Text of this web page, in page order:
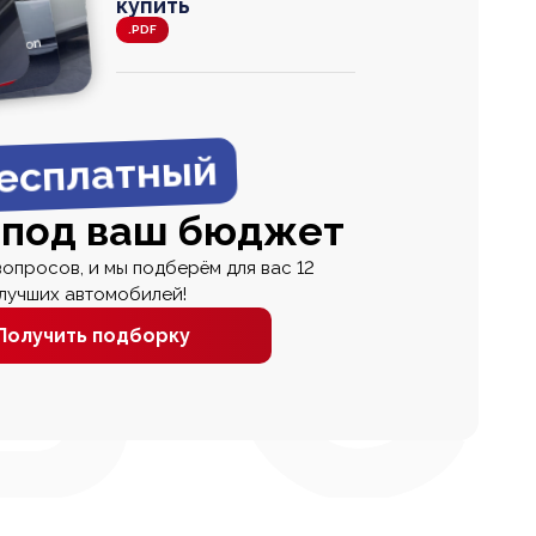
000
купить
.PDF
ваш бюджет
и мы подберём для вас 12
автомобилей!
подборку